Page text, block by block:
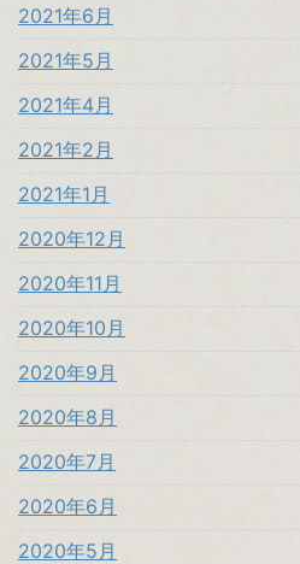
2021年6月
2021年5月
2021年4月
2021年2月
2021年1月
2020年12月
2020年11月
2020年10月
2020年9月
2020年8月
2020年7月
2020年6月
2020年5月